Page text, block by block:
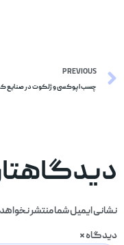
PREVIOUS
چسب اپوکسی و ژلکوت در صنایع
نشانی ایمیل شما منتشر
دیدگاه*